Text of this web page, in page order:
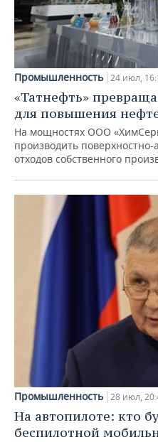
Промышленность 24 июл,
«Татнефть»
для повышения
На мощностях ООО
производить
отходов собственного
Промышленность 28 июл,
На автопилоте: кто
беспилотной